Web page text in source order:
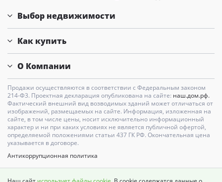
Выбор недвижимости
Как купить
О Компании
Продажи осуществляются в соответствии с Федеральным законом
214-Ф3. Проектная декларация опубликована на сайте: наш.дом.рф.
Фактический внешний вид возводимых зданий может отличаться от
изображений, размещаемых на сайте. Информация, изложенная на
сайте, в том числе цены, носит исключительно информационный
характер и ни при каких условиях не является публичной офертой,
определяемой положениями статьи 437 ГК РФ. Окончательная цена
указывается в договоре.
Антикоррупционная политика